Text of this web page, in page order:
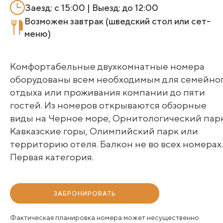
Заезд: с 15:00 | Выезд: до 12:00
Возможен завтрак (шведский стол или сет-
меню)
Комфортабельные двухкомнатные номера
оборудованы всем необходимым для
отдыха или проживания компании до пяти
гостей. Из номеров открываются обзорные
виды на Черное море, Орнитологический
Кавказские горы, Олимпийский парк или
территорию отеля. Балкон не во всех номерах.
Первая категория.
ЗАБРОНИРОВАТЬ
Фактическая планировка номера может несущественно